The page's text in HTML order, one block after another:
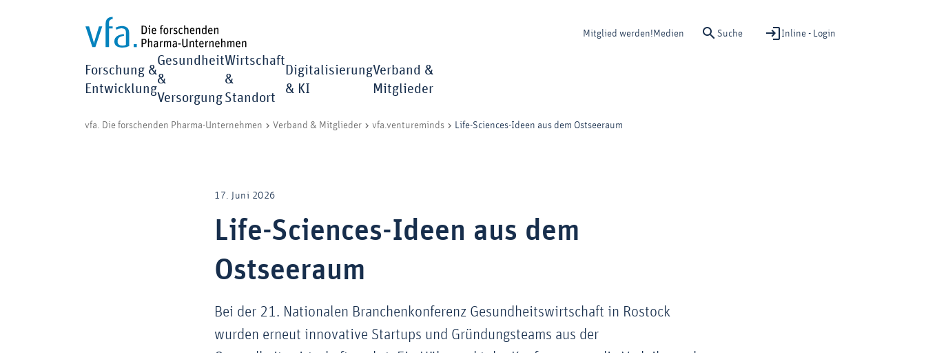
Mitglied werden! Medien Suche Inline - Login
Forschung &
Entwicklung
Gesundheit
&
Versorgung
Wirtschaft
&
Standort
Digitalisierung
& KI
Verband &
Mitglieder
vfa. Die forschenden Pharma-Unternehmen Verband & Mitglieder vfa.ventureminds Life-Sciences-Ideen aus dem Ostseeraum
17. Juni 2026
Life-Sciences-Ideen aus dem
Ostseeraum
Bei der 21. Nationalen Branchenkonferenz Gesundheitswirtschaft in Rostock
wurden erneut innovative Startups und Gründungsteams aus der